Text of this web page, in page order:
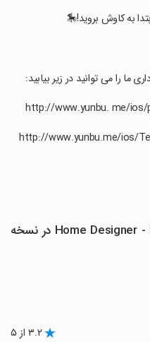
را می توانید در زیر بیابید:
تغییرات بازی Home Designer - House Makeover در نسخه
۳.۲ از ۵